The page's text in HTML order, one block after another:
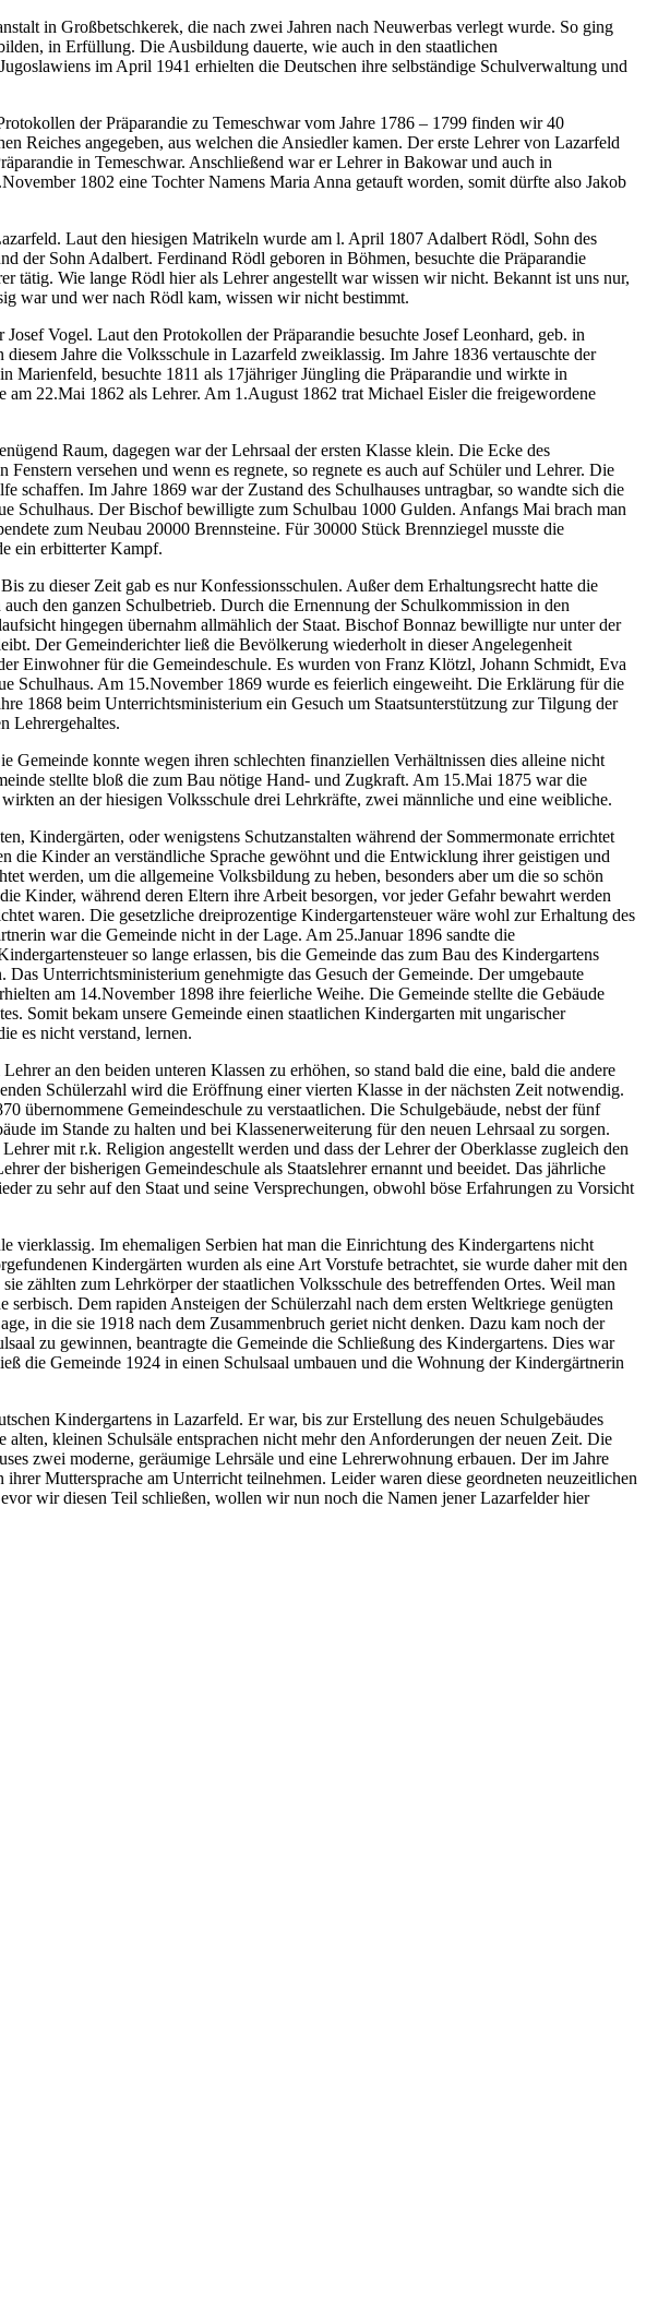
in Großbetschkerek, die nach zwei Jahren nach Neuwerbas verlegt wurde. So ging
in Erfüllung. Die Ausbildung dauerte, wie auch in den staatlichen
im April 1941 erhielten die Deutschen ihre selbständige Schulverwaltung und
der Präparandie zu Temeschwar vom Jahre 1786 – 1799 finden wir 40
Reiches angegeben, aus welchen die Ansiedler kamen. Der erste Lehrer von Lazarfeld
in Temeschwar. Anschließend war er Lehrer in Bakowar und auch in
1802 eine Tochter Namens Maria Anna getauft worden, somit dürfte also Jakob
Laut den hiesigen Matrikeln wurde am l. April 1807 Adalbert Rödl, Sohn des
der Sohn Adalbert. Ferdinand Rödl geboren in Böhmen, besuchte die Präparandie
tätig. Wie lange Rödl hier als Lehrer angestellt war wissen wir nicht. Bekannt ist uns nur,
war und wer nach Rödl kam, wissen wir nicht bestimmt.
Vogel. Laut den Protokollen der Präparandie besuchte Josef Leonhard, geb. in
Jahre die Volksschule in Lazarfeld zweiklassig. Im Jahre 1836 vertauschte der
Marienfeld, besuchte 1811 als 17jähriger Jüngling die Präparandie und wirkte in
22.Mai 1862 als Lehrer. Am 1.August 1862 trat Michael Eisler die freigewordene
Raum, dagegen war der Lehrsaal der ersten Klasse klein. Die Ecke des
versehen und wenn es regnete, so regnete es auch auf Schüler und Lehrer. Die
schaffen. Im Jahre 1869 war der Zustand des Schulhauses untragbar, so wandte sich die
Schulhaus. Der Bischof bewilligte zum Schulbau 1000 Gulden. Anfangs Mai brach man
zum Neubau 20000 Brennsteine. Für 30000 Stück Brennziegel musste die
ein erbitterter Kampf.
zu dieser Zeit gab es nur Konfessionsschulen. Außer dem Erhaltungsrecht hatte die
den ganzen Schulbetrieb. Durch die Ernennung der Schulkommission in den
hingegen übernahm allmählich der Staat. Bischof Bonnaz bewilligte nur unter der
Der Gemeinderichter ließ die Bevölkerung wiederholt in dieser Angelegenheit
Einwohner für die Gemeindeschule. Es wurden von Franz Klötzl, Johann Schmidt, Eva
Schulhaus. Am 15.November 1869 wurde es feierlich eingeweiht. Die Erklärung für die
1868 beim Unterrichtsministerium ein Gesuch um Staatsunterstützung zur Tilgung der
Lehrergehaltes.
konnte wegen ihren schlechten finanziellen Verhältnissen dies alleine nicht
stellte bloß die zum Bau nötige Hand- und Zugkraft. Am 15.Mai 1875 war die
an der hiesigen Volksschule drei Lehrkräfte, zwei männliche und eine weibliche.
Kindergärten, oder wenigstens Schutzanstalten während der Sommermonate errichtet
die Kinder an verständliche Sprache gewöhnt und die Entwicklung ihrer geistigen und
werden, um die allgemeine Volksbildung zu heben, besonders aber um die so schön
Kinder, während deren Eltern ihre Arbeit besorgen, vor jeder Gefahr bewahrt werden
waren. Die gesetzliche dreiprozentige Kindergartensteuer wäre wohl zur Erhaltung des
war die Gemeinde nicht in der Lage. Am 25.Januar 1896 sandte die
so lange erlassen, bis die Gemeinde das zum Bau des Kindergartens
Unterrichtsministerium genehmigte das Gesuch der Gemeinde. Der umgebaute
am 14.November 1898 ihre feierliche Weihe. Die Gemeinde stellte die Gebäude
Somit bekam unsere Gemeinde einen staatlichen Kindergarten mit ungarischer
es nicht verstand, lernen.
an den beiden unteren Klassen zu erhöhen, so stand bald die eine, bald die andere
Schülerzahl wird die Eröffnung einer vierten Klasse in der nächsten Zeit notwendig.
übernommene Gemeindeschule zu verstaatlichen. Die Schulgebäude, nebst der fünf
im Stande zu halten und bei Klassenerweiterung für den neuen Lehrsaal zu sorgen.
mit r.k. Religion angestellt werden und dass der Lehrer der Oberklasse zugleich den
der bisherigen Gemeindeschule als Staatslehrer ernannt und beeidet. Das jährliche
zu sehr auf den Staat und seine Versprechungen, obwohl böse Erfahrungen zu Vorsicht
vierklassig. Im ehemaligen Serbien hat man die Einrichtung des Kindergartens nicht
Kindergärten wurden als eine Art Vorstufe betrachtet, sie wurde daher mit den
zählten zum Lehrkörper der staatlichen Volksschule des betreffenden Ortes. Weil man
Dem rapiden Ansteigen der Schülerzahl nach dem ersten Weltkriege genügten
in die sie 1918 nach dem Zusammenbruch geriet nicht denken. Dazu kam noch der
zu gewinnen, beantragte die Gemeinde die Schließung des Kindergartens. Dies war
die Gemeinde 1924 in einen Schulsaal umbauen und die Wohnung der Kindergärtnerin
Kindergartens in Lazarfeld. Er war, bis zur Erstellung des neuen Schulgebäudes
kleinen Schulsäle entsprachen nicht mehr den Anforderungen der neuen Zeit. Die
zwei moderne, geräumige Lehrsäle und eine Lehrerwohnung erbauen. Der im Jahre
Muttersprache am Unterricht teilnehmen. Leider waren diese geordneten neuzeitlichen
wir diesen Teil schließen, wollen wir nun noch die Namen jener Lazarfelder hier